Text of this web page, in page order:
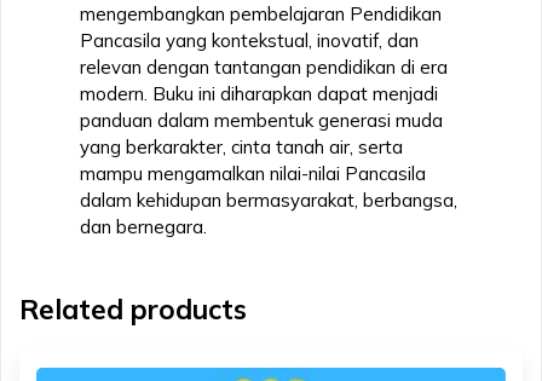
mengembangkan pembelajaran Pendidikan
Pancasila yang kontekstual, inovatif, dan
relevan dengan tantangan pendidikan di era
modern. Buku ini diharapkan dapat menjadi
panduan dalam membentuk generasi muda
yang berkarakter, cinta tanah air, serta
mampu mengamalkan nilai-nilai Pancasila
dalam kehidupan bermasyarakat, berbangsa,
dan bernegara.
Related products